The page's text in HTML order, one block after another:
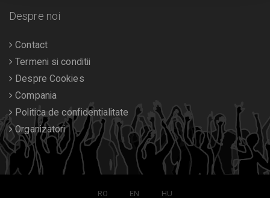
Despre noi
Contact
Termeni si conditii
Despre Cookies
Compania
Politica de confidentialitate
Organizatori
RO EN HU